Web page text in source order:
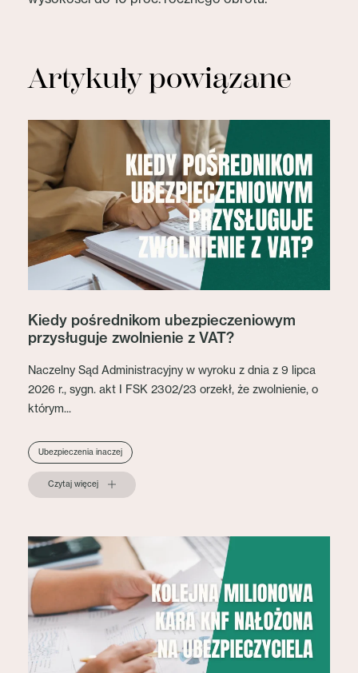
Artykuły powiązane
Kiedy pośrednikom ubezpieczeniowym
przysługuje zwolnienie z VAT?
Naczelny Sąd Administracyjny w wyroku z dnia z 9 lipca
2026 r., sygn. akt I FSK 2302/23 orzekł, że zwolnienie, o
którym...
Ubezpieczenia inaczej
Czytaj więcej